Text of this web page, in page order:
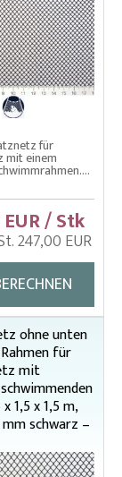
für
mit einem
/ Stk
247,00 EUR
ohne unten
für
mit
1,5 x 1,5 m,
schwarz –